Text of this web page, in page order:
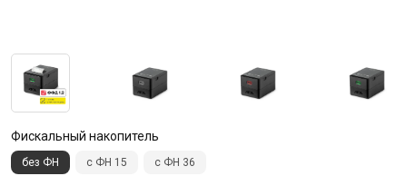
Фискальный накопитель
без ФН с ФН 15 с ФН 36